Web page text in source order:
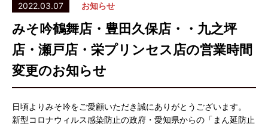
2022.03.07 お知らせ
みそ吟鶴舞店・豊田久保店・・九之坪
店・瀬戸店・栄プリンセス店の営業時間
変更のお知らせ
日頃よりみそ吟をご愛顧いただき誠にありがとうございます。
新型コロナウィルス感染防止の政府・愛知県からの「まん延防止